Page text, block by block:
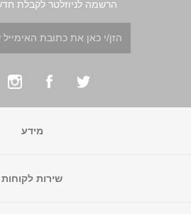
הרשמה לניוזלטר לקבלת
מידע
שירות לקוחות